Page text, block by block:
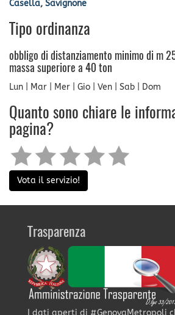
Casella, Savignone
Tipo ordinanza
obbligo di distanziamento minimo di m
massa superiore a 40 ton
Lun | Mar | Mer | Gio | Ven | Sab | Dom
Quanto sono chiare le
pagina?
Vota il servizio!
Trasparenza